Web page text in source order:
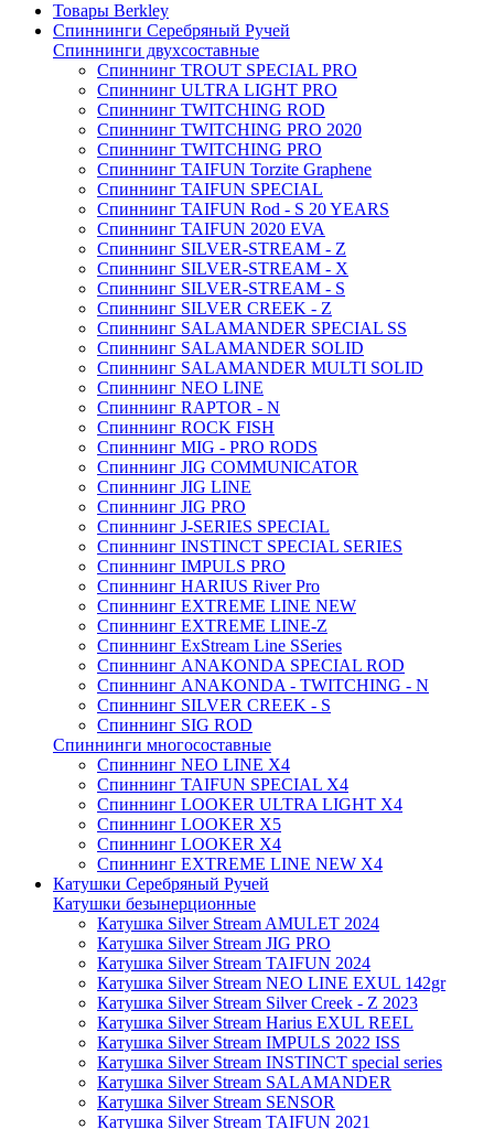
Товары Berkley
Спиннинги Серебряный Ручей
Спиннинги двухсоставные
Спиннинг TROUT SPECIAL PRO
Спиннинг ULTRA LIGHT PRO
Спиннинг TWITCHING ROD
Спиннинг TWITCHING PRO 2020
Спиннинг TWITCHING PRO
Спиннинг TAIFUN Torzite Graphene
Спиннинг TAIFUN SPECIAL
Спиннинг TAIFUN Rod - S 20 YEARS
Спиннинг TAIFUN 2020 EVA
Спиннинг SILVER-STREAM - Z
Спиннинг SILVER-STREAM - X
Спиннинг SILVER-STREAM - S
Спиннинг SILVER CREEK - Z
Спиннинг SALAMANDER SPECIAL SS
Спиннинг SALAMANDER SOLID
Спиннинг SALAMANDER MULTI SOLID
Спиннинг NEO LINE
Спиннинг RAPTOR - N
Спиннинг ROCK FISH
Спиннинг MIG - PRO RODS
Спиннинг JIG COMMUNICATOR
Спиннинг JIG LINE
Спиннинг JIG PRO
Спиннинг J-SERIES SPECIAL
Спиннинг INSTINCT SPECIAL SERIES
Спиннинг IMPULS PRO
Спиннинг HARIUS River Pro
Спиннинг EXTREME LINE NEW
Спиннинг EXTREME LINE-Z
Спиннинг ExStream Line SSeries
Спиннинг ANAKONDA SPECIAL ROD
Спиннинг ANAKONDA - TWITCHING - N
Спиннинг SILVER CREEK - S
Спиннинг SIG ROD
Спиннинги многосоставные
Спиннинг NEO LINE X4
Спиннинг TAIFUN SPECIAL X4
Спиннинг LOOKER ULTRA LIGHT X4
Спиннинг LOOKER X5
Спиннинг LOOKER X4
Спиннинг EXTREME LINE NEW X4
Катушки Серебряный Ручей
Катушки безынерционные
Катушка Silver Stream AMULET 2024
Катушка Silver Stream JIG PRO
Катушка Silver Stream TAIFUN 2024
Катушка Silver Stream NEO LINE EXUL 142gr
Катушка Silver Stream Silver Creek - Z 2023
Катушка Silver Stream Harius EXUL REEL
Катушка Silver Stream IMPULS 2022 ISS
Катушка Silver Stream INSTINCT special series
Катушка Silver Stream SALAMANDER
Катушка Silver Stream SENSOR
Катушка Silver Stream TAIFUN 2021